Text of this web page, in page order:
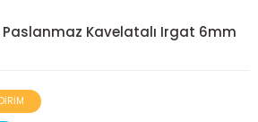
Kavelatalı Irgat 6mm